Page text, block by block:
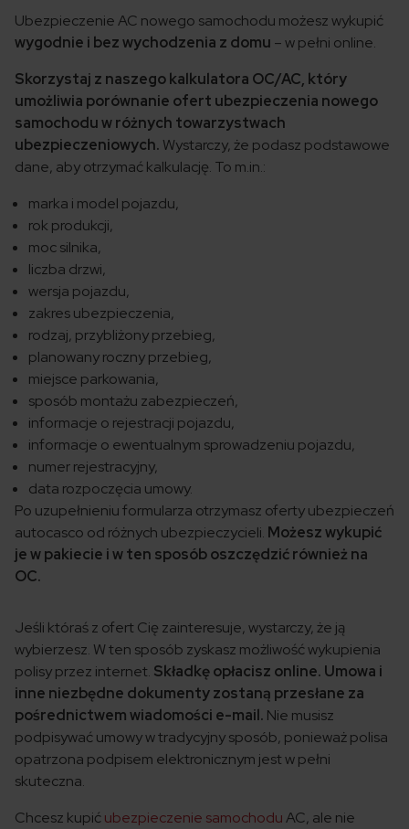
Ubezpieczenie AC nowego samochodu możesz wykupić
wygodnie i bez wychodzenia z domu – w pełni online.
Skorzystaj z naszego kalkulatora OC/AC, który
umożliwia porównanie ofert ubezpieczenia nowego
samochodu w różnych towarzystwach
ubezpieczeniowych. Wystarczy, że podasz podstawowe
dane, aby otrzymać kalkulację. To m.in.:
marka i model pojazdu,
rok produkcji,
moc silnika,
liczba drzwi,
wersja pojazdu,
zakres ubezpieczenia,
rodzaj, przybliżony przebieg,
planowany roczny przebieg,
miejsce parkowania,
sposób montażu zabezpieczeń,
informacje o rejestracji pojazdu,
informacje o ewentualnym sprowadzeniu pojazdu,
numer rejestracyjny,
data rozpoczęcia umowy.
Po uzupełnieniu formularza otrzymasz oferty ubezpieczeń
autocasco od różnych ubezpieczycieli. Możesz wykupić
je w pakiecie i w ten sposób oszczędzić również na
OC.
Jeśli któraś z ofert Cię zainteresuje, wystarczy, że ją
wybierzesz. W ten sposób zyskasz możliwość wykupienia
polisy przez internet. Składkę opłacisz online. Umowa i
inne niezbędne dokumenty zostaną przesłane za
pośrednictwem wiadomości e-mail. Nie musisz
podpisywać umowy w tradycyjny sposób, ponieważ polisa
opatrzona podpisem elektronicznym jest w pełni
skuteczna.
Chcesz kupićubezpieczenie samochoduAC, ale nie